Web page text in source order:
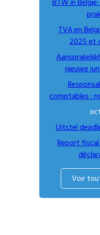
BTW in
TVA en
2025 et
nieuwe
comptables :
Uitstel
Report
Voir